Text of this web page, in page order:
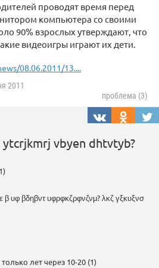
проводят время перед
компьютера со своими
90% взрослых утверждают, что
видеоигры играют их дети.
08.06.2011/13....
2011
проблема (3)
ytcrjkmrj vbyen dhtvtyb?
β υφ βδηβντ υφρφκζρφνζνμ? λκζ γξκυξνσ
лет через 10-20 (1)